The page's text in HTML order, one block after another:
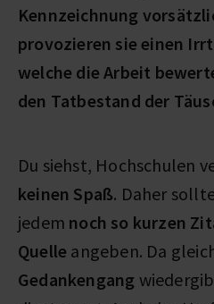
Kennzeichnung
provozieren sie einen
welche die Arbeit
den Tatbestand der
Du siehst, Hochschulen
keinen Spaß. Daher
jedem noch so kurzen
Quelle angeben. Da
Gedankengang